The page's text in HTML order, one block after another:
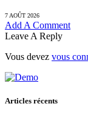
7 AOÛT 2026
Add A Comment
Leave A Reply
Vous devez vous
Articles récents